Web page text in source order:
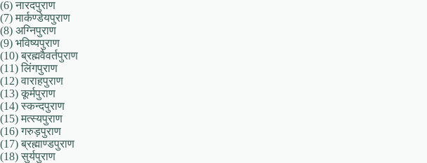
(6) नारदपुराण
(7) मार्कण्डेयपुराण
(8) अग्निपुराण
(9) भविष्यपुराण
(10) ब्रह्मवैवर्तपुराण
(11) लिंगपुराण
(12) वाराहपुराण
(13) कूर्मपुराण
(14) स्कन्दपुराण
(15) मत्स्यपुराण
(16) गरुड़पुराण
(17) ब्रह्माण्डपुराण
(18) सुर्यपुराण